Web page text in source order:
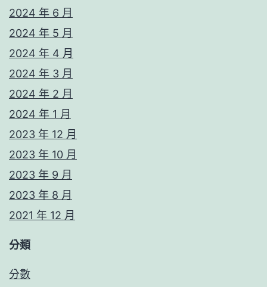
2024 年 6 月
2024 年 5 月
2024 年 4 月
2024 年 3 月
2024 年 2 月
2024 年 1 月
2023 年 12 月
2023 年 10 月
2023 年 9 月
2023 年 8 月
2021 年 12 月
分類
分數